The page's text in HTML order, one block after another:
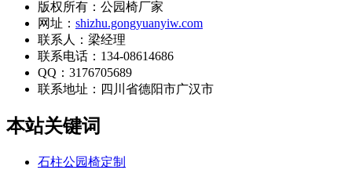
版权所有：公园椅厂家
网址： shizhu.gongyuanyiw.com
联系人：梁经理
联系电话：134-08614686
QQ：3176705689
联系地址： 四川省德阳市广汉市
本站关键词
石柱公园椅定制